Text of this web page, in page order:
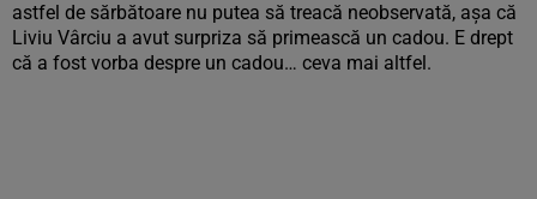
astfel de sărbătoare nu putea să treacă neobservată, așa că
Liviu Vârciu a avut surpriza să primească un cadou. E drept
că a fost vorba despre un cadou… ceva mai altfel.